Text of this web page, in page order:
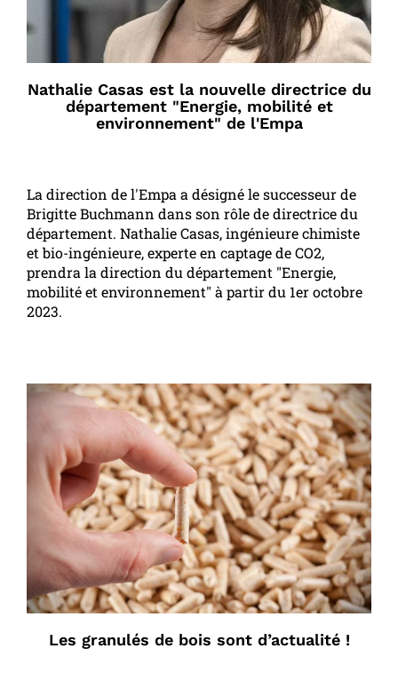
Nathalie Casas est la nouvelle directrice du
département "Energie, mobilité et
environnement" de l'Empa
La direction de l'Empa a désigné le successeur de
Brigitte Buchmann dans son rôle de directrice du
département. Nathalie Casas, ingénieure chimiste
et bio-ingénieure, experte en captage de CO2,
prendra la direction du département "Energie,
mobilité et environnement" à partir du 1er octobre
2023.
Les granulés de bois sont d’actualité !